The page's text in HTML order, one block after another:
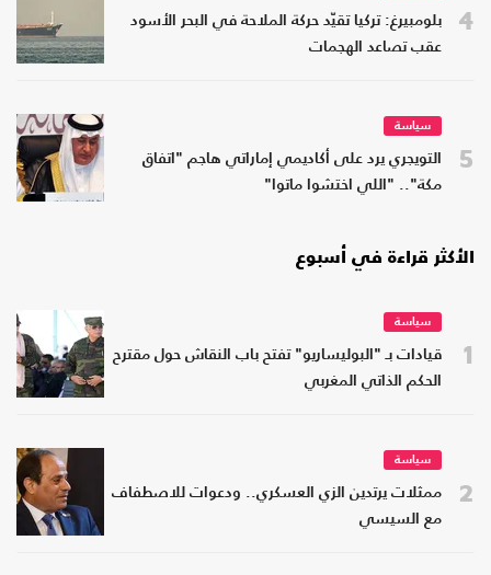
4
بلومبيرغ: تركيا تقيّد حركة الملاحة في البحر الأسود
عقب تصاعد الهجمات
5
سياسة
التويجري يرد على أكاديمي إماراتي هاجم "اتفاق
مكة".. "اللي اختشوا ماتوا"
الأكثر قراءة في أسبوع
1
سياسة
قيادات بـ "البوليساريو" تفتح باب النقاش حول مقترح
الحكم الذاتي المغربي
2
سياسة
ممثلات يرتدين الزي العسكري.. ودعوات للاصطفاف
مع السيسي